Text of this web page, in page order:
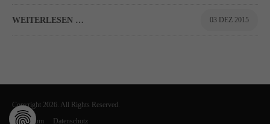
WEITERLESEN … 03 DEZ 2015
Copyright 2026. All Rights Reserved.
Impressum
Datenschutz